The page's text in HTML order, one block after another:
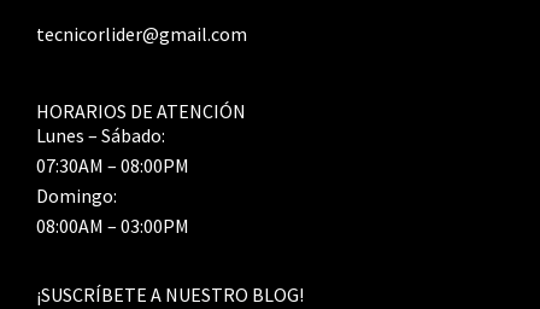
tecnicorlider@gmail.com
HORARIOS DE ATENCIÓN
Lunes – Sábado:
07:30AM – 08:00PM
Domingo:
08:00AM – 03:00PM
¡SUSCRÍBETE A NUESTRO BLOG!